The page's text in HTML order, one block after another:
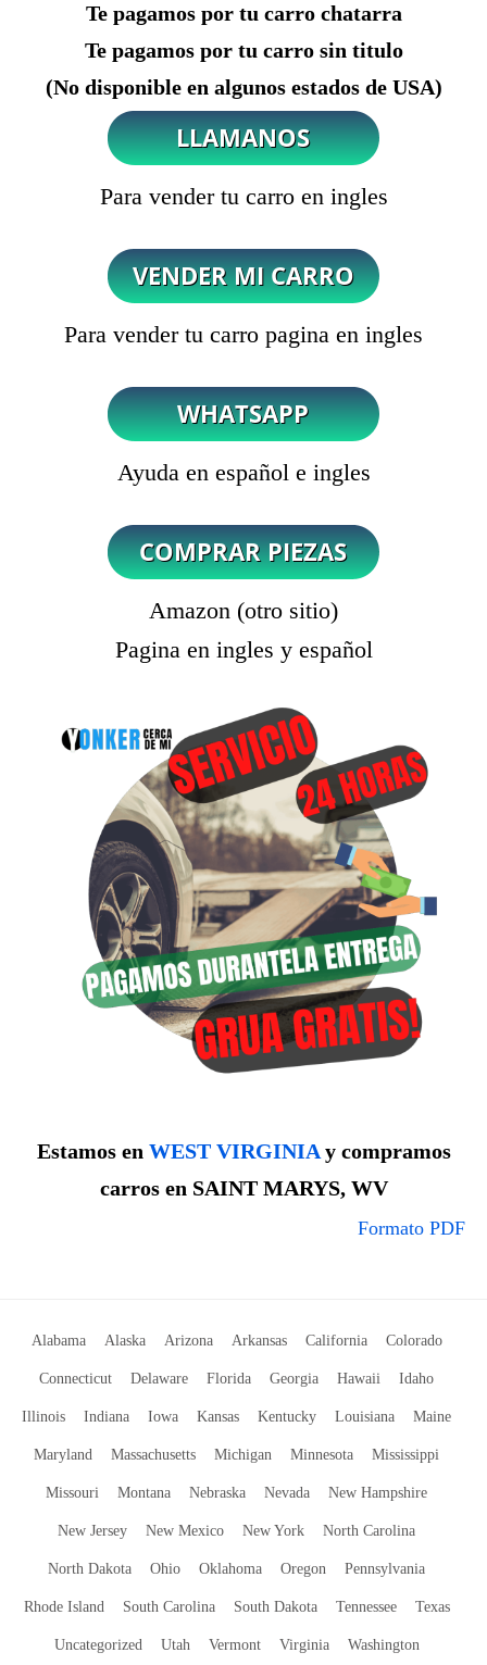
Te pagamos por tu carro chatarra
Te pagamos por tu carro sin titulo
(No disponible en algunos estados de USA)
Para vender tu carro en ingles
Para vender tu carro pagina en ingles
Ayuda en español e ingles
Amazon (otro sitio)
Pagina en ingles y español
Estamos en WEST VIRGINIAy compramos
carros en SAINT MARYS, WV
Formato PDF
Alabama Alaska Arizona Arkansas California Colorado
Connecticut Delaware Florida Georgia Hawaii Idaho
Illinois Indiana Iowa Kansas Kentucky Louisiana Maine
Maryland Massachusetts Michigan Minnesota Mississippi
Missouri Montana Nebraska Nevada New Hampshire
New Jersey New Mexico New York North Carolina
North Dakota Ohio Oklahoma Oregon Pennsylvania
Rhode Island South Carolina South Dakota Tennessee Texas
Uncategorized Utah Vermont Virginia Washington